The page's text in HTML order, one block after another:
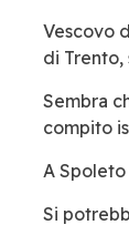
Vescovo
di Trento,
Sembra
compito
A
Si